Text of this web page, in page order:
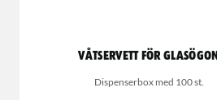
Våtservett för glasögon
Dispenserbox med 100 st.